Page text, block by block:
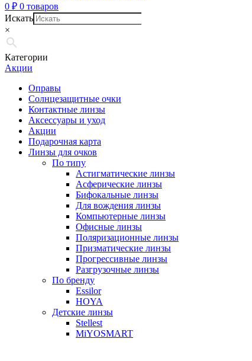
0 ₽ 0 товаров
Искать
×
Категории
Акции
Оправы
Солнцезащитные очки
Контактные линзы
Аксессуары и уход
Акции
Подарочная карта
Линзы для очков
По типу
Астигматические линзы
Асферические линзы
Бифокальные линзы
Для вождения линзы
Компьютерные линзы
Офисные линзы
Поляризационные линзы
Призматические линзы
Прогрессивные линзы
Разгрузочные линзы
По бренду
Essilor
HOYA
Детские линзы
Stellest
MiYOSMART